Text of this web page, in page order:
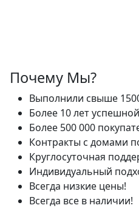
Почему Мы?
Выполнили свыше
Более 10 лет
Более 500 000
Контракты с домами
Круглосуточная
Индивидуальный
Всегда низкие цены!
Всегда все в наличии!